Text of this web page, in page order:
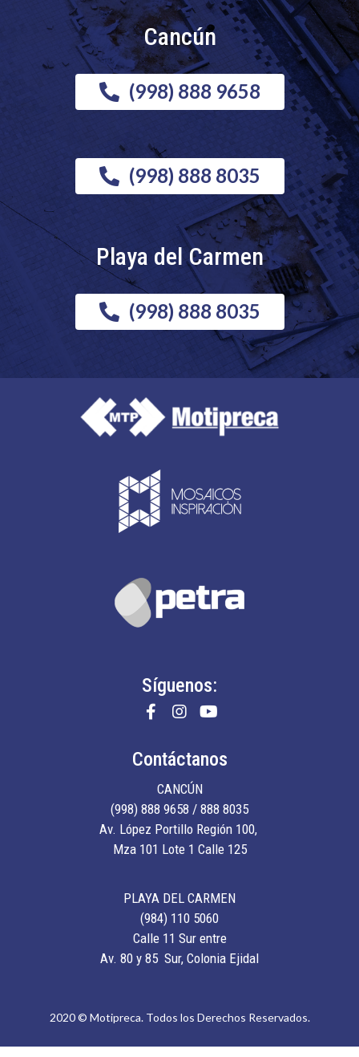
Cancún
(998) 888 9658
(998) 888 8035
Playa del Carmen
(998) 888 8035
Síguenos:
Contáctanos
CANCÚN
(998) 888 9658 / 888 8035
Av. López Portillo Región 100,
Mza 101 Lote 1 Calle 125
PLAYA DEL CARMEN
(984) 110 5060
Calle 11 Sur entre
Av. 80 y 85 Sur, Colonia Ejidal
2020 © Motipreca. Todos los Derechos Reservados.